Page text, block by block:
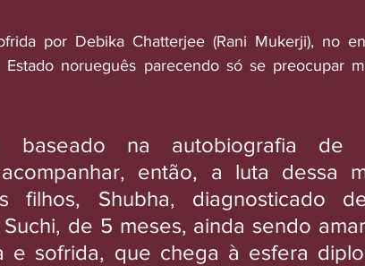
por Debika Chatterjee (Rani Mukerji), no
norueguês parecendo só se preocupar
na autobiografia de
então, a luta dessa
filhos, Shubha, diagnosticado
de 5 meses, ainda sendo
e sofrida, que chega à esfera